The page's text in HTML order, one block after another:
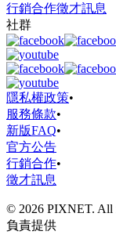
行銷合作徵才訊息
社群
隱私權政策•
服務條款•
新版FAQ•
官方公告
行銷合作•
徵才訊息
© 2026 PIXNET. All
負責提供